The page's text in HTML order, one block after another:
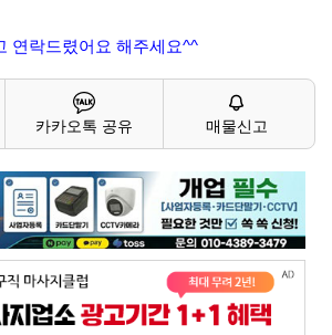
연락드렸어요 해주세요^^
카카오톡 공유 매물신고